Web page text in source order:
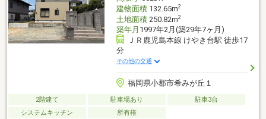
建物面積132.65m2
土地面積250.82m2
築年月 1997年2月(築29年7ヶ月)
ＪＲ鹿児島本線 けやき台駅 徒歩17
分
その他の交通
福岡県小郡市希みが丘１
2階建て 駐車場あり
駐車3台
システムキッチン
所有権